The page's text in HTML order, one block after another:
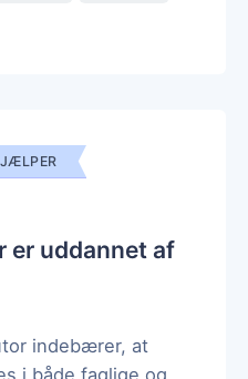
er uddannet af
indebærer, at
i både faglige og